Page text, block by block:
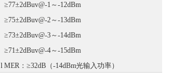
≥77±2dBuv@-1～-12dBm
≥75±2dBuv@-2～-13dBm
≥73±2dBuv@-3～-14dBm
≥71±2dBuv@-4～-15dBm
lMER：≥32dB（-14dBm光输入功率）